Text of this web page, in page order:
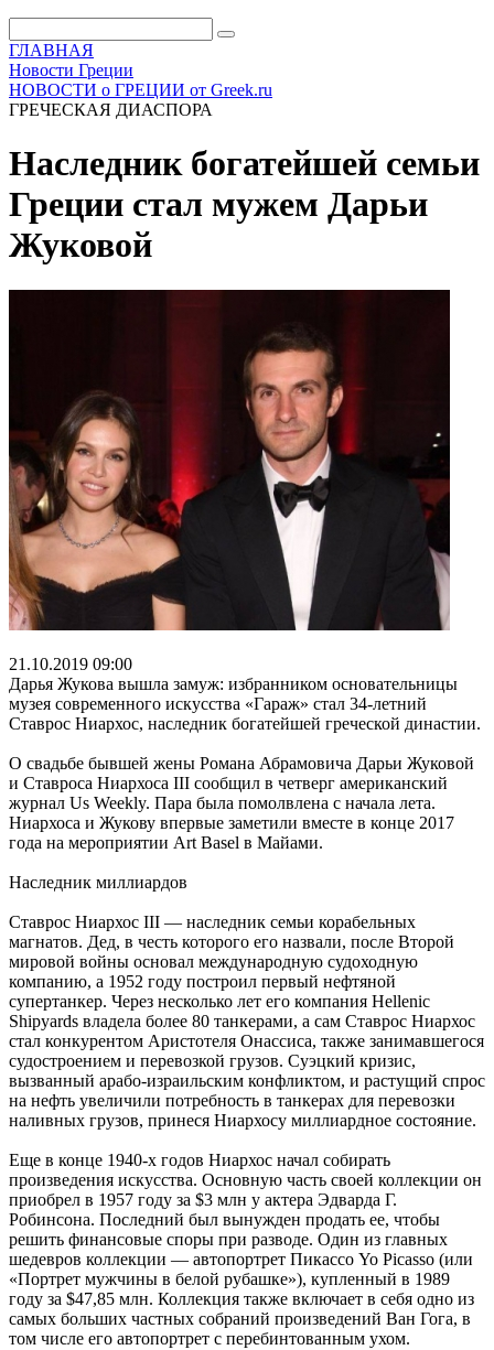
ГЛАВНАЯ
Новости Греции
НОВОСТИ о ГРЕЦИИ от Greek.ru
ГРЕЧЕСКАЯ ДИАСПОРА
Наследник богатейшей семьи
Греции стал мужем Дарьи
Жуковой
21.10.2019 09:00
Дарья Жукова вышла замуж: избранником основательницы
музея современного искусства «Гараж» стал 34-летний
Ставрос Ниархос, наследник богатейшей греческой династии.
О свадьбе бывшей жены Романа Абрамовича Дарьи Жуковой
и Ставроса Ниархоса III сообщил в четверг американский
журнал Us Weekly. Пара была помолвлена с начала лета.
Ниархоса и Жукову впервые заметили вместе в конце 2017
года на мероприятии Art Basel в Майами.
Наследник миллиардов
Ставрос Ниархос III — наследник семьи корабельных
магнатов. Дед, в честь которого его назвали, после Второй
мировой войны основал международную судоходную
компанию, а 1952 году построил первый нефтяной
супертанкер. Через несколько лет его компания Hellenic
Shipyards владела более 80 танкерами, а сам Ставрос Ниархос
стал конкурентом Аристотеля Онассиса, также занимавшегося
судостроением и перевозкой грузов. Суэцкий кризис,
вызванный арабо-израильским конфликтом, и растущий спрос
на нефть увеличили потребность в танкерах для перевозки
наливных грузов, принеся Ниархосу миллиардное состояние.
Еще в конце 1940-х годов Ниархос начал собирать
произведения искусства. Основную часть своей коллекции он
приобрел в 1957 году за $3 млн у актера Эдварда Г.
Робинсона. Последний был вынужден продать ее, чтобы
решить финансовые споры при разводе. Один из главных
шедевров коллекции — автопортрет Пикассо Yo Picasso (или
«Портрет мужчины в белой рубашке»), купленный в 1989
году за $47,85 млн. Коллекция также включает в себя одно из
самых больших частных собраний произведений Ван Гога, в
том числе его автопортрет с перебинтованным ухом.